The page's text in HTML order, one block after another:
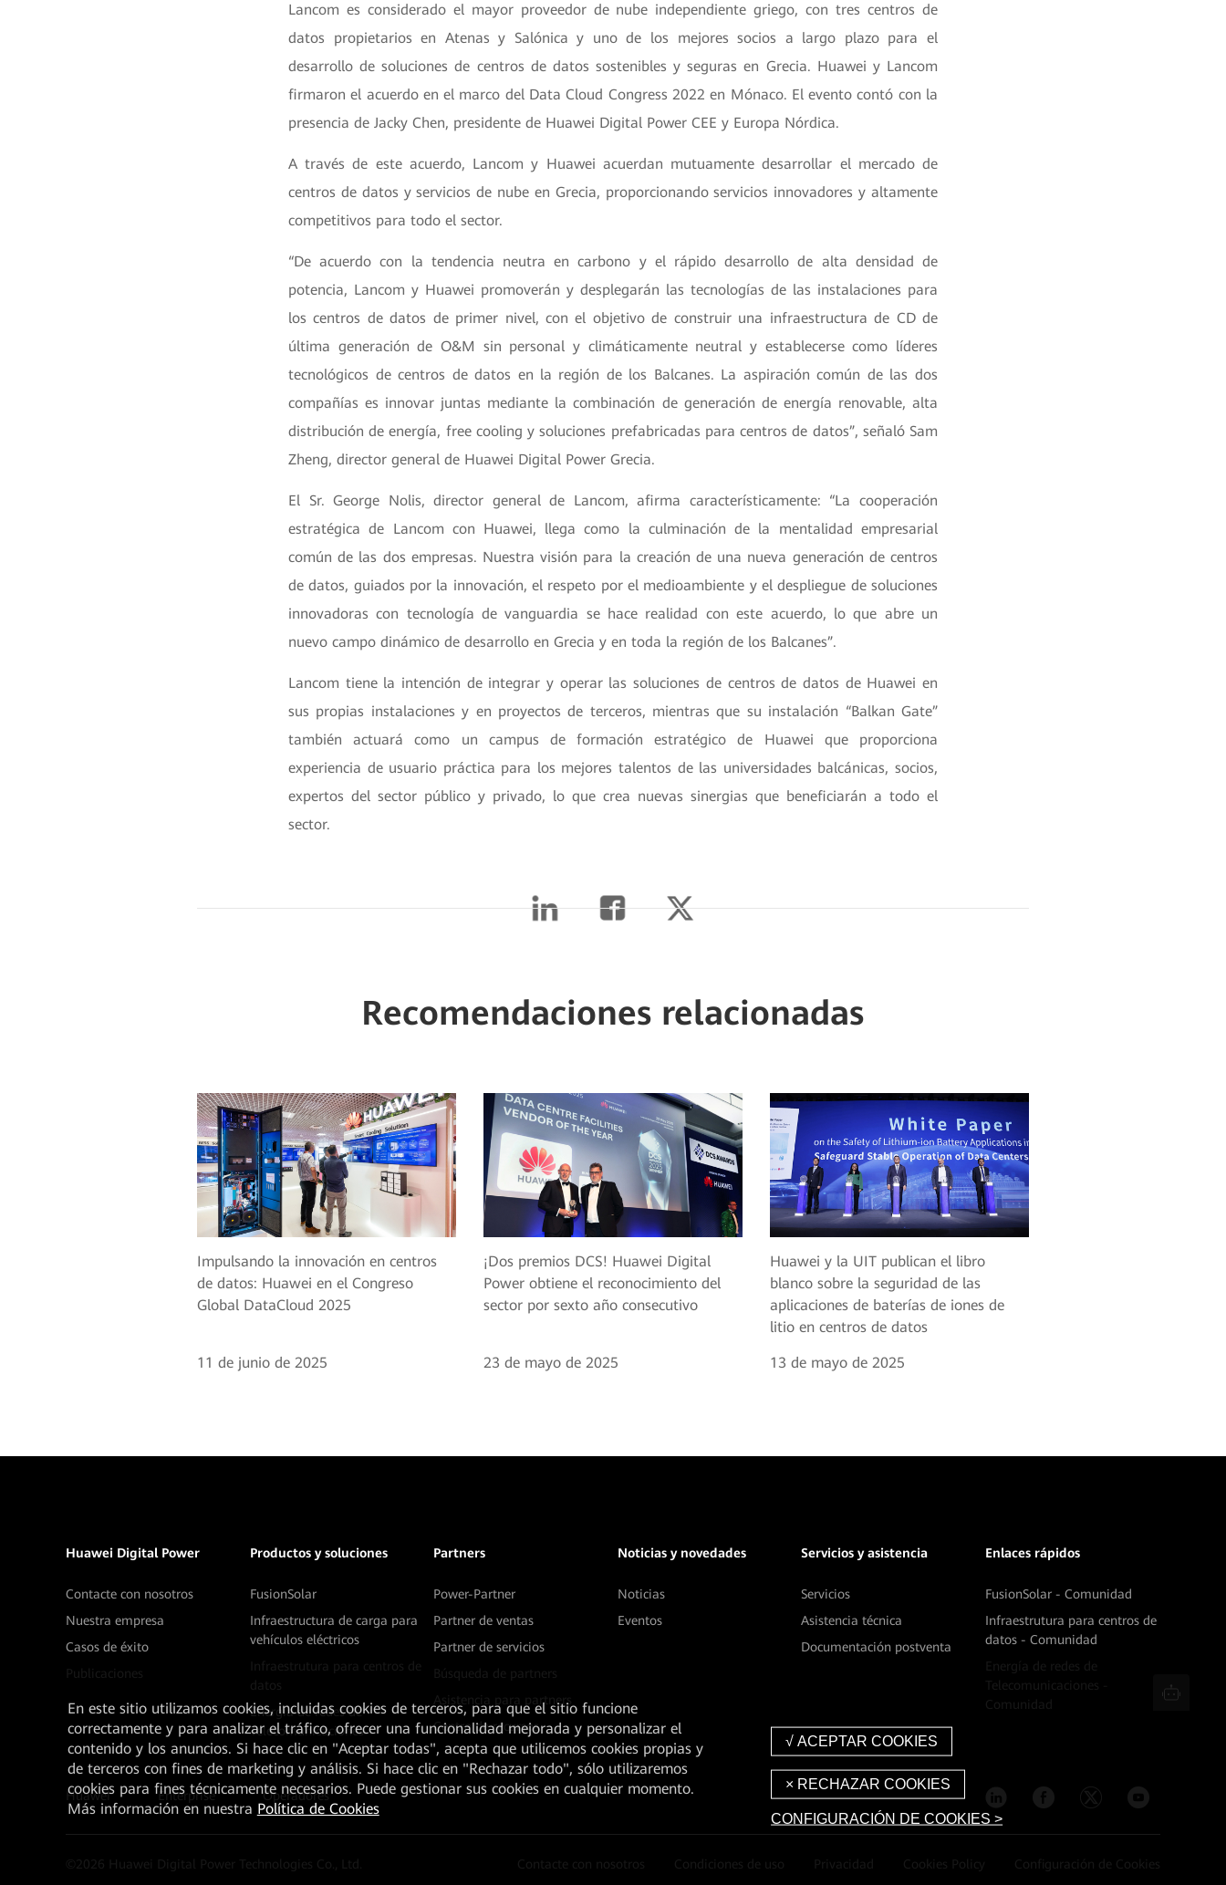
Lancom es considerado el mayor proveedor de nube independiente griego, con tres centros de
datos propietarios en Atenas y Salónica y uno de los mejores socios a largo plazo para el
desarrollo de soluciones de centros de datos sostenibles y seguras en Grecia. Huawei y Lancom
firmaron el acuerdo en el marco del Data Cloud Congress 2022 en Mónaco. El evento contó con la
presencia de Jacky Chen, presidente de Huawei Digital Power CEE y Europa Nórdica.
A través de este acuerdo, Lancom y Huawei acuerdan mutuamente desarrollar el mercado de
centros de datos y servicios de nube en Grecia, proporcionando servicios innovadores y altamente
competitivos para todo el sector.
“De acuerdo con la tendencia neutra en carbono y el rápido desarrollo de alta densidad de
potencia, Lancom y Huawei promoverán y desplegarán las tecnologías de las instalaciones para
los centros de datos de primer nivel, con el objetivo de construir una infraestructura de CD de
última generación de O&M sin personal y climáticamente neutral y establecerse como líderes
tecnológicos de centros de datos en la región de los Balcanes. La aspiración común de las dos
compañías es innovar juntas mediante la combinación de generación de energía renovable, alta
distribución de energía, free cooling y soluciones prefabricadas para centros de datos”, señaló Sam
Zheng, director general de Huawei Digital Power Grecia.
El Sr. George Nolis, director general de Lancom, afirma característicamente: “La cooperación
estratégica de Lancom con Huawei, llega como la culminación de la mentalidad empresarial
común de las dos empresas. Nuestra visión para la creación de una nueva generación de centros
de datos, guiados por la innovación, el respeto por el medioambiente y el despliegue de soluciones
innovadoras con tecnología de vanguardia se hace realidad con este acuerdo, lo que abre un
nuevo campo dinámico de desarrollo en Grecia y en toda la región de los Balcanes”.
Lancom tiene la intención de integrar y operar las soluciones de centros de datos de Huawei en
sus propias instalaciones y en proyectos de terceros, mientras que su instalación “Balkan Gate”
también actuará como un campus de formación estratégico de Huawei que proporciona
experiencia de usuario práctica para los mejores talentos de las universidades balcánicas, socios,
expertos del sector público y privado, lo que crea nuevas sinergias que beneficiarán a todo el
sector.
Recomendaciones relacionadas
Impulsando la innovación en centros
de datos: Huawei en el Congreso
Global DataCloud 2025
11 de junio de 2025
¡Dos premios DCS! Huawei Digital
Power obtiene el reconocimiento del
sector por sexto año consecutivo
23 de mayo de 2025
Huawei y la UIT publican el libro
blanco sobre la seguridad de las
aplicaciones de baterías de iones de
litio en centros de datos
13 de mayo de 2025
Huawei Digital Power
Contacte con nosotros
Nuestra empresa
Casos de éxito
Productos y soluciones
FusionSolar
Infraestructura de carga para
vehículos eléctricos
Energía de redes de
Telecomunicaciones
Partners
Power-Partner
Partner de ventas
Partner de servicios
Asistencia para partners
Centro de recursos
Noticias y novedades
Noticias
Eventos
Servicios y asistencia
Servicios
Asistencia técnica
Documentación postventa
Enlaces rápidos
FusionSolar - Comunidad
Infraestrutura para centros de
datos - Comunidad
Huawei Enterprise Operadores
En este sitio utilizamos cookies, incluidas cookies de terceros, para que el sitio funcione
correctamente y para analizar el tráfico, ofrecer una funcionalidad mejorada y personalizar el
contenido y los anuncios. Si hace clic en "Aceptar todas", acepta que utilicemos cookies propias y
de terceros con fines de marketing y análisis. Si hace clic en "Rechazar todo", sólo utilizaremos
cookies para fines técnicamente necesarios. Puede gestionar sus cookies en cualquier momento.
Más información en nuestra Política de Cookies
CONFIGURACIÓN DE COOKIES >